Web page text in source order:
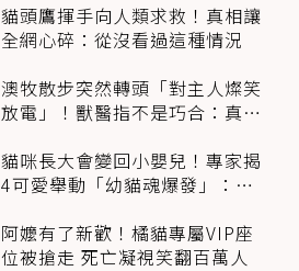
貓頭鷹揮手向人類求救！真相讓
全網心碎：從沒看過這種情況
澳牧散步突然轉頭「對主人燦笑
放電」！獸醫指不是巧合：真相
貓咪長大會變回小嬰兒！專家揭
4可愛舉動「幼貓魂爆發」：本
阿嬤有了新歡！橘貓專屬VIP座
位被搶走 死亡凝視笑翻百萬人